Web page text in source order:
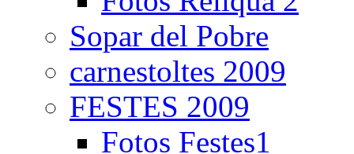
Sopar del Pobre
carnestoltes 2009
FESTES 2009
Fotos Festes1